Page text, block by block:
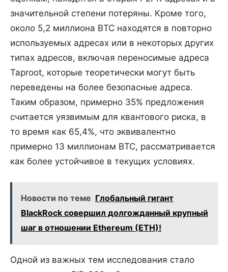
значительной степени потеряны. Кроме того,
около 5,2 миллиона BTC находятся в повторно
используемых адресах или в некоторых других
типах адресов, включая переносимые адреса
Taproot, которые теоретически могут быть
переведены на более безопасные адреса.
Таким образом, примерно 35% предложения
считается уязвимым для квантового риска, в
то время как 65,4%, что эквивалентно
примерно 13 миллионам BTC, рассматривается
как более устойчивое в текущих условиях.
Новости по теме Глобальный гигант
BlackRock совершил долгожданный крупный
шаг в отношении Ethereum (ETH)!
Одной из важных тем исследования стало